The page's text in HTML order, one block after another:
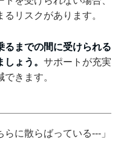
リスクがあります。
るまでの間に受けられる
ょう。 サポートが充実
きます。
に散らばっている---」